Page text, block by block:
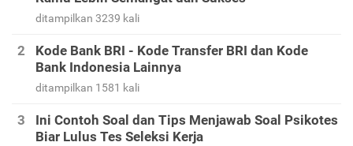
ditampilkan 3239 kali
Kode Bank BRI - Kode Transfer BRI dan Kode
Bank Indonesia Lainnya
ditampilkan 1581 kali
Ini Contoh Soal dan Tips Menjawab Soal Psikotes
Biar Lulus Tes Seleksi Kerja